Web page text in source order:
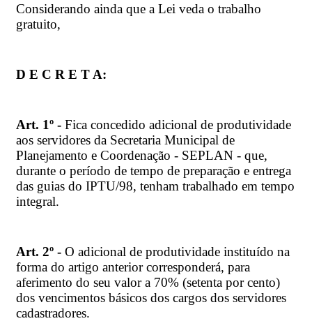
Considerando ainda que a Lei veda o trabalho
gratuito,
D E C R E T A:
Art. 1º - Fica concedido adicional de produtividade
aos servidores da Secretaria Municipal de
Planejamento e Coordenação - SEPLAN - que,
durante o período de tempo de preparação e entrega
das guias do IPTU/98, tenham trabalhado em tempo
integral.
Art. 2º - O adicional de produtividade instituído na
forma do artigo anterior corresponderá, para
aferimento do seu valor a 70% (setenta por cento)
dos vencimentos básicos dos cargos dos servidores
cadastradores.